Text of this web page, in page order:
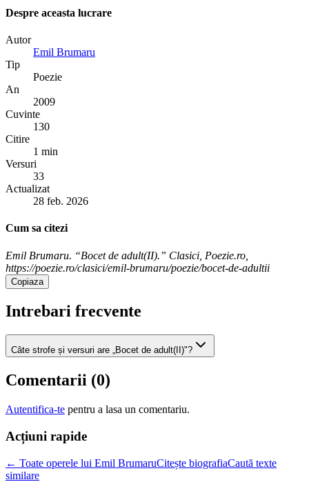
Despre aceasta lucrare
Autor
Emil Brumaru
Tip
Poezie
An
2009
Cuvinte
130
Citire
1 min
Versuri
33
Actualizat
28 feb. 2026
Cum sa citezi
Emil Brumaru. “Bocet de adult(II).” Clasici, Poezie.ro,
https://poezie.ro/clasici/emil-brumaru/poezie/bocet-de-adultii
Copiaza
Intrebari frecvente
Câte strofe și versuri are „Bocet de adult(II)"?
Comentarii (0)
Autentifica-te pentru a lasa un comentariu.
Acțiuni rapide
← Toate operele lui Emil BrumaruCitește biografiaCaută texte
similare